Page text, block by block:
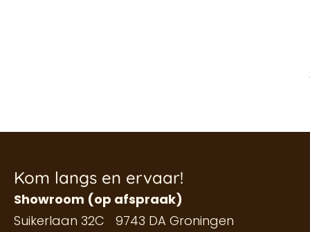
Kom langs en ervaar!
Showroom (op afspraak)
Suikerlaan 32C 9743 DA Groningen